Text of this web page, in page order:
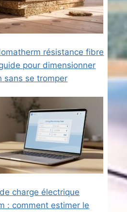
résistance fibre
pour dimensionner
sans se tromper
charge électrique
: comment estimer le